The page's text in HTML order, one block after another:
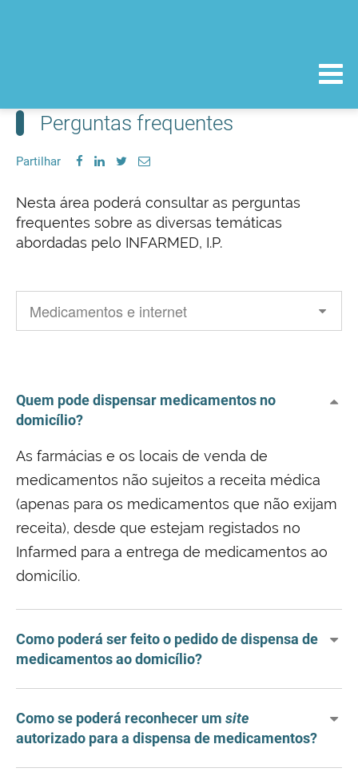
Perguntas frequentes
Partilhar
Nesta área poderá consultar as perguntas
frequentes sobre as diversas temáticas
abordadas pelo INFARMED, I.P.
Quem pode dispensar medicamentos no
domicílio?
As farmácias e os locais de venda de
medicamentos não sujeitos a receita médica
(apenas para os medicamentos que não exijam
receita), desde que estejam registados no
Infarmed para a entrega de medicamentos ao
domicílio.
Como poderá ser feito o pedido de dispensa de
medicamentos ao domicílio?
Como se poderá reconhecer um site
autorizado para a dispensa de medicamentos?